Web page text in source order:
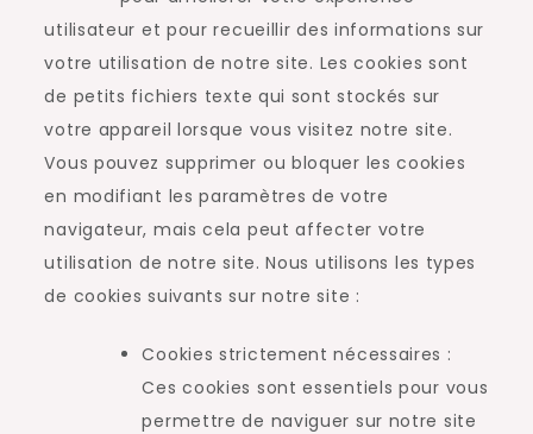
utilisateur et pour recueillir des informations sur
votre utilisation de notre site. Les cookies sont
de petits fichiers texte qui sont stockés sur
votre appareil lorsque vous visitez notre site.
Vous pouvez supprimer ou bloquer les cookies
en modifiant les paramètres de votre
navigateur, mais cela peut affecter votre
utilisation de notre site. Nous utilisons les types
de cookies suivants sur notre site :
Cookies strictement nécessaires :
Ces cookies sont essentiels pour vous
permettre de naviguer sur notre site